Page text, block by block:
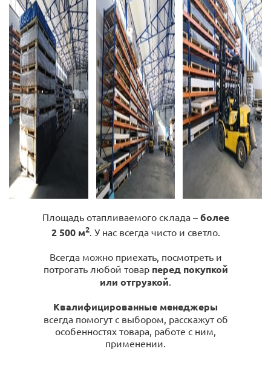
Площадь отапливаемого склада – более
2 500 м2. У нас всегда чисто и светло.
Всегда можно приехать, посмотреть и
потрогать любой товар перед покупкой
или отгрузкой.
Квалифицированные менеджеры
всегда помогут с выбором, расскажут об
особенностях товара, работе с ним,
применении.